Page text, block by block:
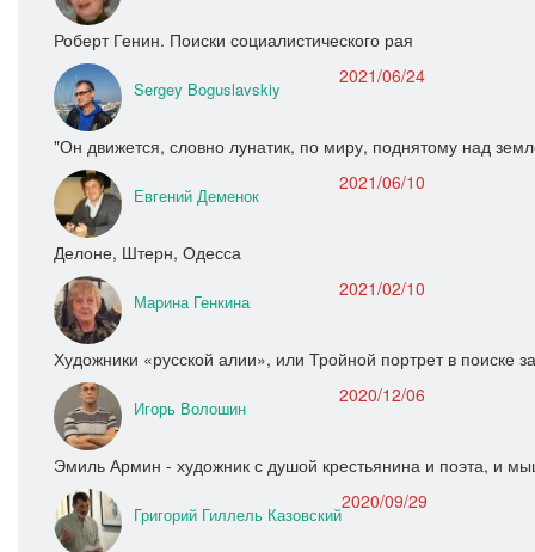
Роберт Генин. Поиски социалистического рая
Sergey Boguslavskiy
2021/06/24
"Он движется, словно лунатик, по миру, поднятому над
Евгений Деменок
2021/06/10
Делоне, Штерн, Одесса
Марина Генкина
2021/02/10
Художники «русской алии», или Тройной портрет в поиске
Игорь Волошин
2020/12/06
Эмиль Армин - художник с душой крестьянина и поэта, и
Григорий Гиллель Казовский
2020/09/29